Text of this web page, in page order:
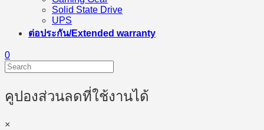
Solid State Drive
UPS
ต่อประกัน/Extended warranty
0
คูปองส่วนลดที่ใช้งานได้
×